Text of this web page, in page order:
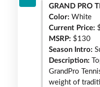
GRAND PRO
Color: White
Current Price:
MSRP: $130
Season Intro:
Description:
GrandPro
weight of